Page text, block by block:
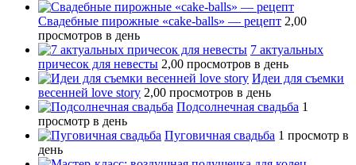
Свадебные пирожные «cake-balls» — рецепт 2,00
просмотров в день
7 актуальных
причесок для невесты 2,00 просмотров в день
Идеи для съемки
весенней love story 2,00 просмотров в день
Подсолнечная свадьба 1
просмотр в день
Пуговичная свадьба 1 просмотр в
день